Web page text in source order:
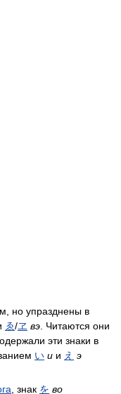
но упразднены в
ゑ/ヱ вэ . Читаются они
эти знаки в
い и и え э
, знак を во